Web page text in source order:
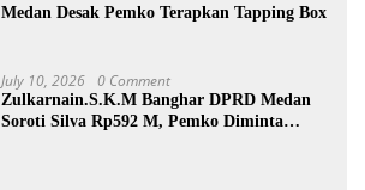
Medan Desak Pemko Terapkan Tapping Box
July 10, 2026 0 Comment
Zulkarnain.S.K.M Banghar DPRD Medan
Soroti Silva Rp592 M, Pemko Diminta